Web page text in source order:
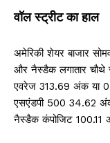
वॉल स्ट्रीट का हाल
अमेरिकी शेयर बाजार
और नैस्डैक लगातार
एवरेज 313.69 अंक या
एसएंडपी 500 34.62
नैस्डैक कंपोजिट